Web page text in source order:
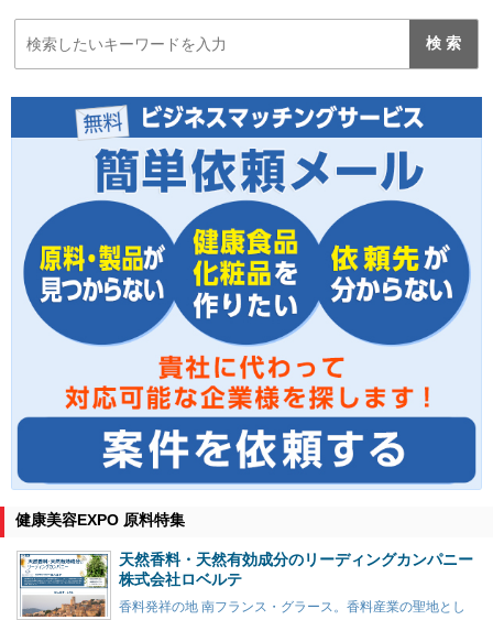
健康美容EXPO 原料特集
天然香料・天然有効成分のリーディングカンパニー
株式会社ロベルテ
香料発祥の地 南フランス・グラース。香料産業の聖地とし